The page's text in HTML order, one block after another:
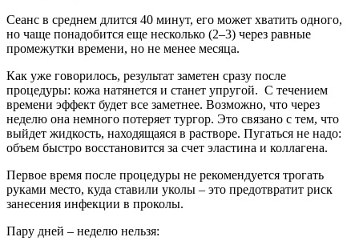
Сеанс в среднем длится 40 минут, его может хватить одного,
но чаще понадобится еще несколько (2–3) через равные
промежутки времени, но не менее месяца.
Как уже говорилось, результат заметен сразу после
процедуры: кожа натянется и станет упругой. С течением
времени эффект будет все заметнее. Возможно, что через
неделю она немного потеряет тургор. Это связано с тем, что
выйдет жидкость, находящаяся в растворе. Пугаться не надо:
объем быстро восстановится за счет эластина и коллагена.
Первое время после процедуры не рекомендуется трогать
руками место, куда ставили уколы – это предотвратит риск
занесения инфекции в проколы.
Пару дней – неделю нельзя: